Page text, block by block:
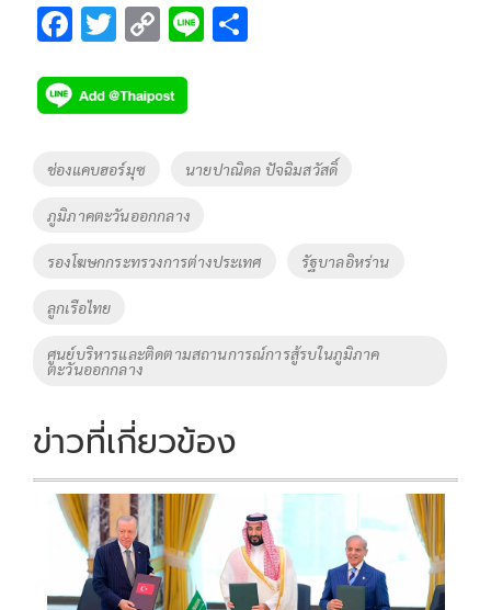
F
e
b
o
k
T
tt
er
C
p
y
Li
k
Li
Tags
ช่องแคบฮอร์มุซ นายปาณิดล ปัจฉิมสวัสดิ์
ภูมิภาคตะวันออกกลาง
รองโฆษกกระทรวงการต่างประเทศ รัฐบาลอิหร่าน
ลูกเรือไทย
ศูนย์บริหารและติดตามสถานการณ์การสู้รบในภูมิภาค
ตะวันออกกลาง
ข่าวที่เกี่ยวข้อง